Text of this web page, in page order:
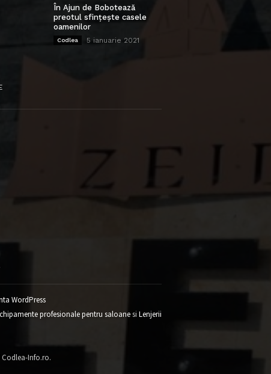
În Ajun de Bobotează
preotul sfințește casele
oamenilor
Codlea 5 ianuarie 2021
WordPress
profesionale pentru saloanesi Lenjerii
Info.ro.